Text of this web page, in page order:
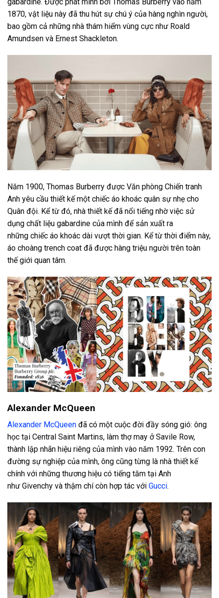
1870, vật liệu này đã thu hút sự chú ý của hàng nghìn người,
bao gồm cả những nhà thám hiểm vùng cực như Roald
Amundsen và Ernest Shackleton.
Năm 1900, Thomas Burberry được Văn phòng Chiến tranh
Anh yêu cầu thiết kế một chiếc áo khoác quân sự nhẹ cho
Quân đội. Kể từ đó, nhà thiết kế đã nổi tiếng nhờ việc sử
dụng chất liệu gabardine của mình để sản xuất ra
những chiếc áo khoác dài vượt thời gian. Kể từ thời điểm này,
áo choàng trench coat đã được hàng triệu người trên toàn
thế giới quan tâm.
Alexander McQueen
Alexander McQueen đã có một cuộc đời đầy sóng gió: ông
học tại Central Saint Martins, làm thợ may ở Savile Row,
thành lập nhãn hiệu riêng của mình vào năm 1992. Trên con
đường sự nghiệp của mình, ông cũng từng là nhà thiết kế
chính với những thương hiệu có tiếng tăm tại Anh
như Givenchy và thậm chí còn hợp tác với Gucci.